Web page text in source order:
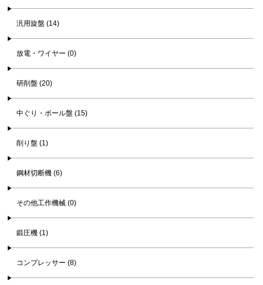
汎用旋盤 (14)
放電・ワイヤー (0)
研削盤 (20)
中ぐり・ボール盤 (15)
削り盤 (1)
鋼材切断機 (6)
その他工作機械 (0)
鍛圧機 (1)
コンプレッサー (8)